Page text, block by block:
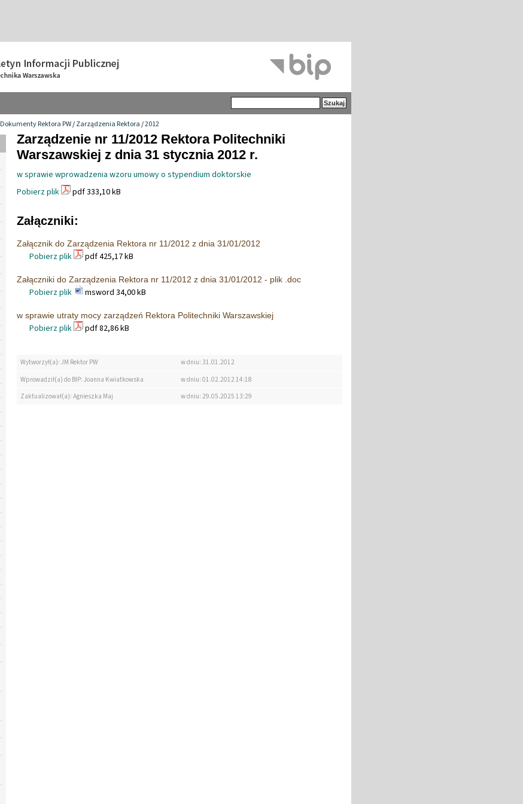
Dokumenty Rektora PW/Zarządzenia Rektora/2012
Zarządzenie nr 11/2012 Rektora Politechniki
Warszawskiej z dnia 31 stycznia 2012 r.
w sprawie wprowadzenia wzoru umowy o stypendium doktorskie
Pobierz plik
pdf 333,10 kB
Załączniki:
Załącznik do Zarządzenia Rektora nr 11/2012 z dnia 31/01/2012
Pobierz plik pdf 425,17 kB
Załączniki do Zarządzenia Rektora nr 11/2012 z dnia 31/01/2012 - plik .doc
Pobierz plik msword 34,00 kB
w sprawie utraty mocy zarządzeń Rektora Politechniki Warszawskiej
Pobierz plik pdf 82,86 kB
Wytworzył(a): JM Rektor PW
w dniu: 31.01.2012
Wprowadził(a) do BIP: Joanna Kwiatkowska
w dniu: 01.02.2012 14:18
Zaktualizował(a): Agnieszka Maj
w dniu: 29.05.2025 13:29